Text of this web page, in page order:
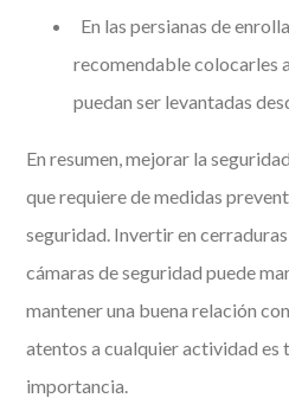
En las persianas de
recomendable colocarles
puedan ser levantadas
En resumen, mejorar la
que requiere de medidas
seguridad. Invertir en
cámaras de seguridad puede
mantener una buena relación
atentos a cualquier actividad es
importancia.